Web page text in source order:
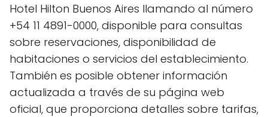
Hotel Hilton Buenos Aires llamando al número
+54 11 4891-0000, disponible para consultas
sobre reservaciones, disponibilidad de
habitaciones o servicios del establecimiento.
También es posible obtener información
actualizada a través de su página web
oficial, que proporciona detalles sobre tarifas,